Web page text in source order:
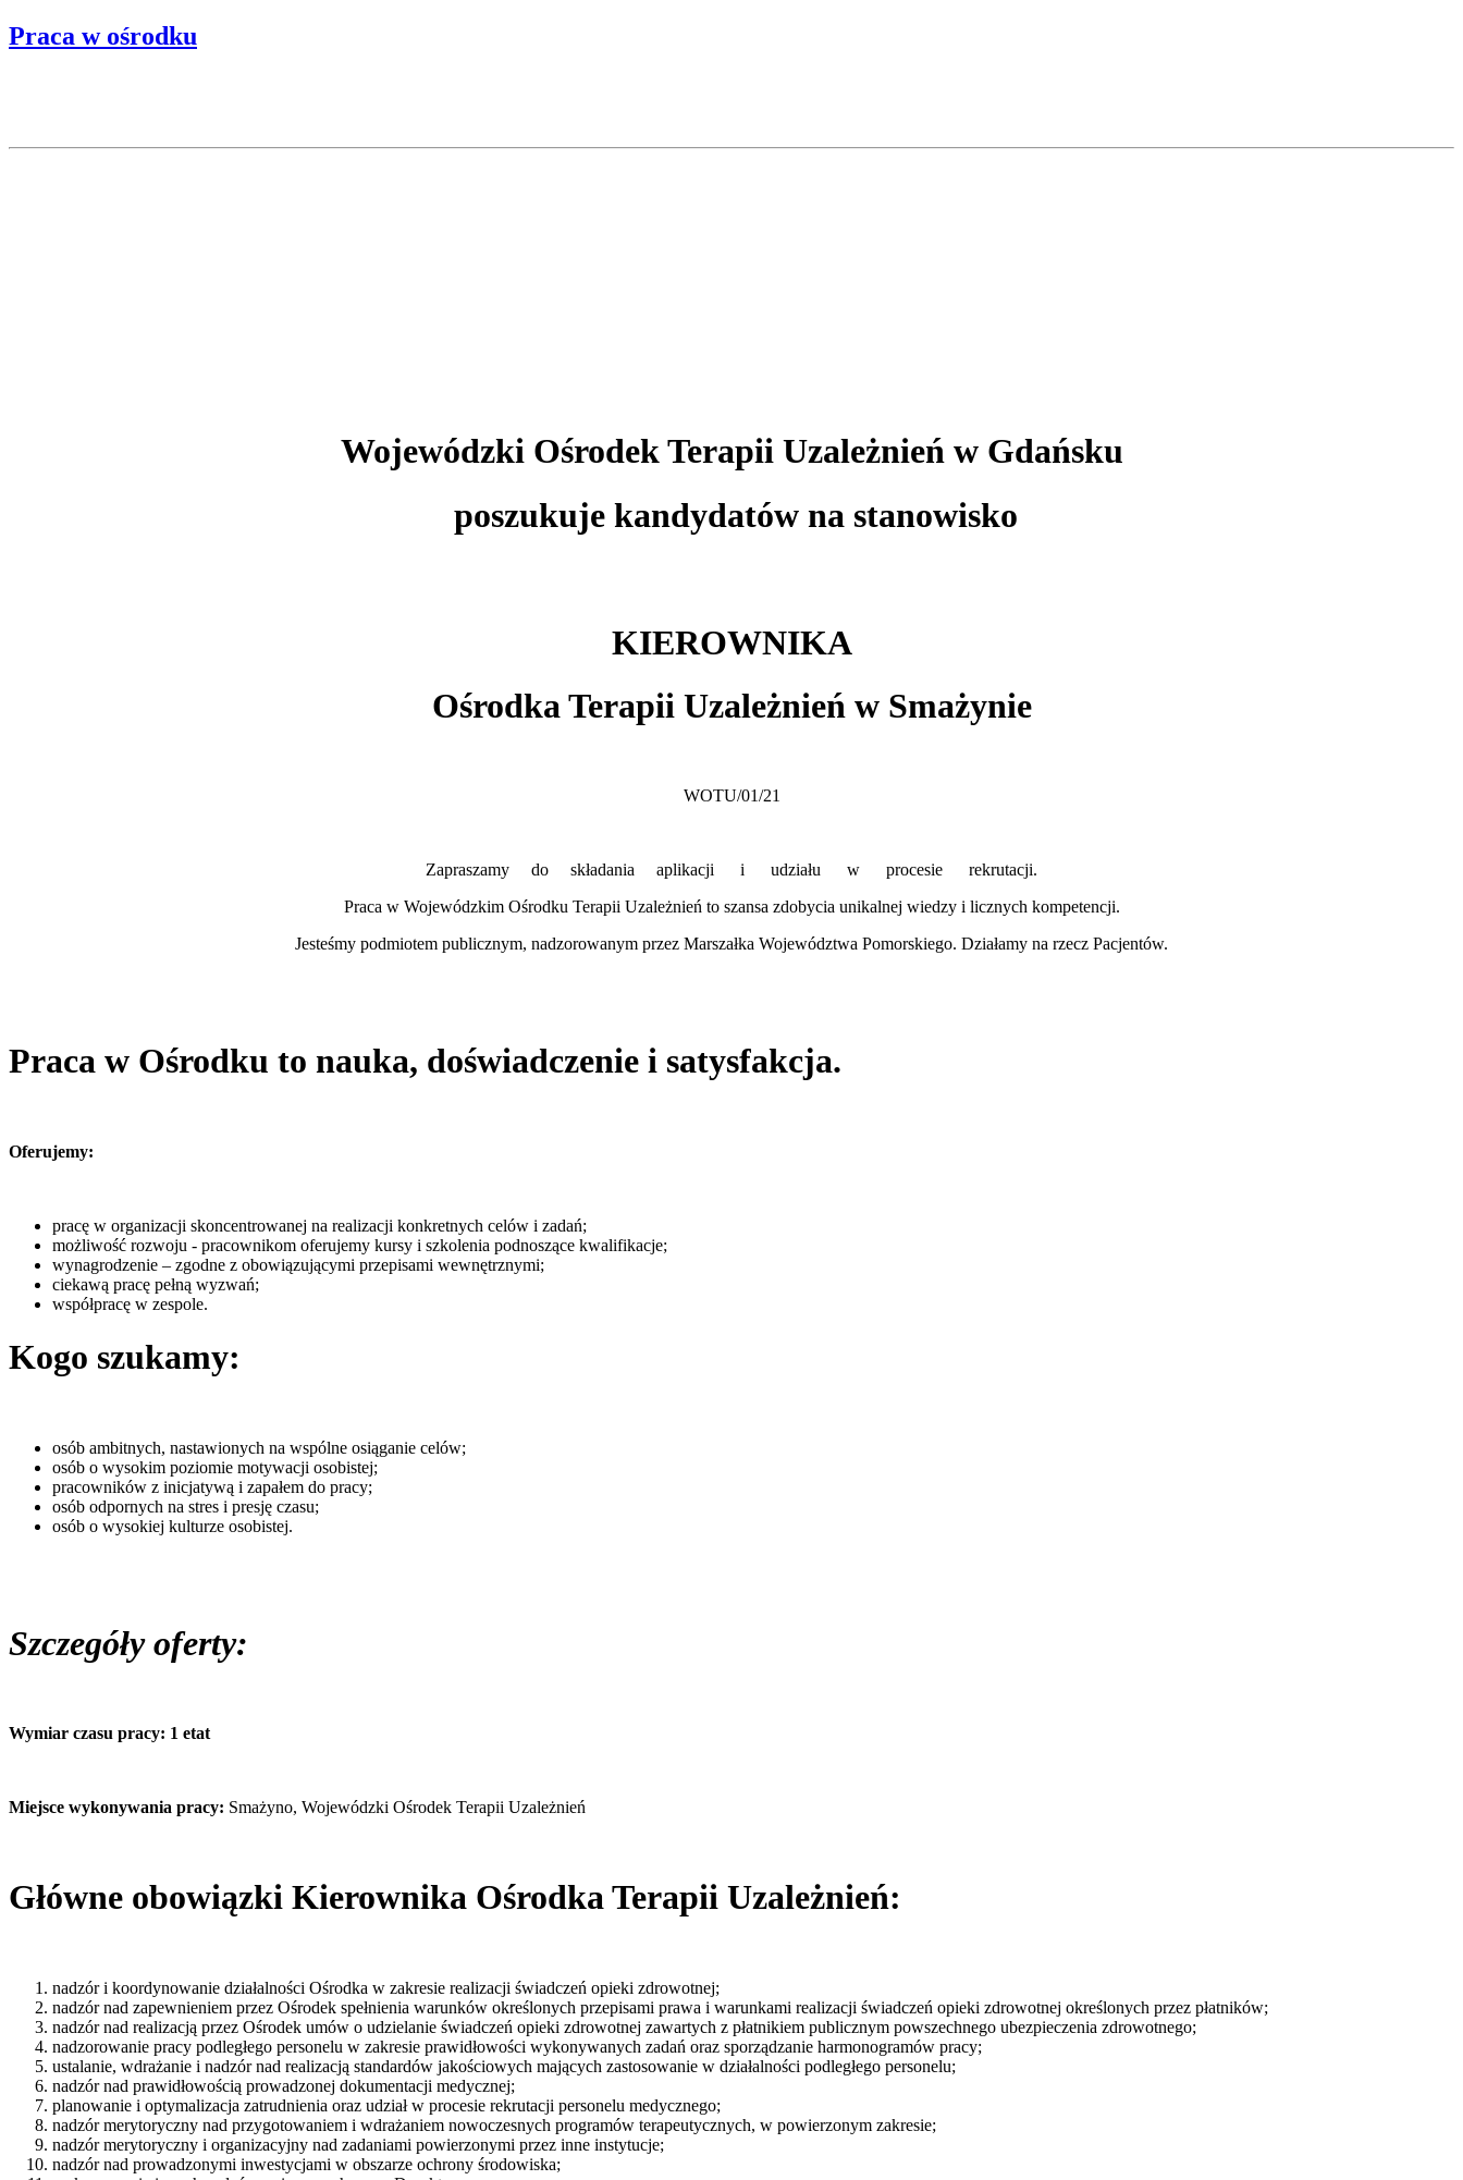
Praca w ośrodku
Wojewódzki Ośrodek Terapii Uzależnień w Gdańsku
poszukuje kandydatów na stanowisko
KIEROWNIKA
Ośrodka Terapii Uzależnień w Smażynie
WOTU/01/21
Zapraszamy do składania aplikacji i udziału w procesie rekrutacji.
Praca w Wojewódzkim Ośrodku Terapii Uzależnień to szansa zdobycia unikalnej wiedzy i licznych kompetencji.
Jesteśmy podmiotem publicznym, nadzorowanym przez Marszałka Województwa Pomorskiego. Działamy na rzecz Pacjentów.
Praca w Ośrodku to nauka, doświadczenie i satysfakcja.
Oferujemy:
pracę w organizacji skoncentrowanej na realizacji konkretnych celów i zadań;
możliwość rozwoju - pracownikom oferujemy kursy i szkolenia podnoszące kwalifikacje;
wynagrodzenie – zgodne z obowiązującymi przepisami wewnętrznymi;
ciekawą pracę pełną wyzwań;
współpracę w zespole.
Kogo szukamy:
osób ambitnych, nastawionych na wspólne osiąganie celów;
osób o wysokim poziomie motywacji osobistej;
pracowników z inicjatywą i zapałem do pracy;
osób odpornych na stres i presję czasu;
osób o wysokiej kulturze osobistej.
Szczegóły oferty:
Wymiar czasu pracy: 1 etat
Miejsce wykonywania pracy: Smażyno, Wojewódzki Ośrodek Terapii Uzależnień
Główne obowiązki Kierownika Ośrodka Terapii Uzależnień:
nadzór i koordynowanie działalności Ośrodka w zakresie realizacji świadczeń opieki zdrowotnej;
nadzór nad zapewnieniem przez Ośrodek spełnienia warunków określonych przepisami prawa i warunkami realizacji świadczeń opieki zdrowotnej określonych przez płatników;
nadzór nad realizacją przez Ośrodek umów o udzielanie świadczeń opieki zdrowotnej zawartych z płatnikiem publicznym powszechnego ubezpieczenia zdrowotnego;
nadzorowanie pracy podległego personelu w zakresie prawidłowości wykonywanych zadań oraz sporządzanie harmonogramów pracy;
ustalanie, wdrażanie i nadzór nad realizacją standardów jakościowych mających zastosowanie w działalności podległego personelu;
nadzór nad prawidłowością prowadzonej dokumentacji medycznej;
planowanie i optymalizacja zatrudnienia oraz udział w procesie rekrutacji personelu medycznego;
nadzór merytoryczny nad przygotowaniem i wdrażaniem nowoczesnych programów terapeutycznych, w powierzonym zakresie;
nadzór merytoryczny i organizacyjny nad zadaniami powierzonymi przez inne instytucje;
nadzór nad prowadzonymi inwestycjami w obszarze ochrony środowiska;